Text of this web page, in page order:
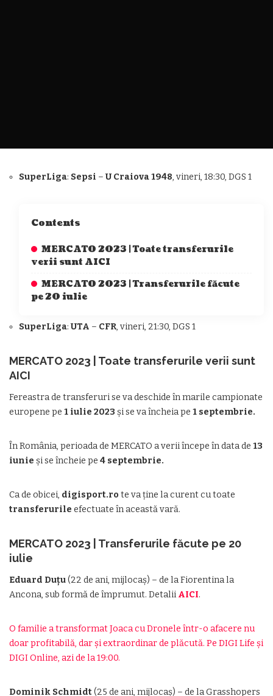
SuperLiga: Sepsi – U Craiova 1948, vineri, 18:30, DGS 1
Contents
MERCATO 2023 | Toate transferurile
verii sunt AICI
MERCATO 2023 | Transferurile făcute
pe 20 iulie
SuperLiga: UTA – CFR, vineri, 21:30, DGS 1
MERCATO 2023 | Toate transferurile verii sunt
AICI
Fereastra de transferuri se va deschide în marile campionate
europene pe 1 iulie 2023 și se va încheia pe 1 septembrie.
În România, perioada de MERCATO a verii începe în data de 13
iunie și se încheie pe 4 septembrie.
Ca de obicei, digisport.ro te va ține la curent cu toate
transferurile efectuate în această vară.
MERCATO 2023 | Transferurile făcute pe 20
iulie
Eduard Duțu(22 de ani, mijlocaș) – de la Fiorentina la
Ancona, sub formă de împrumut. Detalii AICI.
O familie a transformat Joaca cu Dronele într-o afacere nu
doar profitabilă, dar și extraordinar de plăcută. Pe DIGI Life și
DIGI Online, azi de la 19:00.
Dominik Schmidt(25 de ani, mijlocaș) – de la Grasshopers